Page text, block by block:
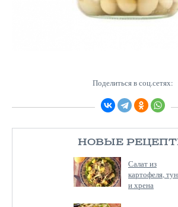
НОВЫЕ
Салат из
картофеля,
и хрена
Поделиться в соц.сетях: